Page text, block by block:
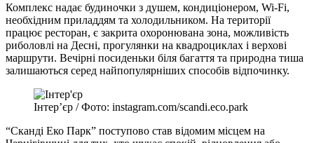
Комплекс надає будиночки з душем, кондиціонером, Wi-Fi,
необхідним приладдям та холодильником. На території
працює ресторан, є закрита охоронювана зона, можливість
риболовлі на Десні, прогулянки на квадроциклах і верхові
маршрути. Вечірні посиденьки біля багаття та природна тиша
залишаються серед найпопулярніших способів відпочинку.
Інтер’єр / Фото: instagram.com/scandi.eco.park
“Сканді Еко Парк” поступово став відомим місцем на